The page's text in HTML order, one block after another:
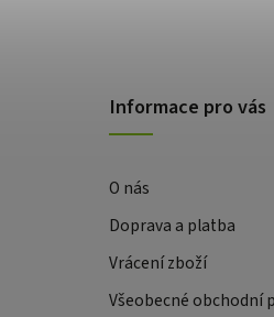
Informace pro vás
O nás
Doprava a platba
Vrácení zboží
Všeobecné obchodní